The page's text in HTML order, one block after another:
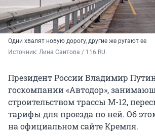
Одни хвалят новую дорогу, другие же ругают ее
Источник: Лина Саитова / 116.RU
Президент России Владимир
госкомпании «Автодор»,
строительством трассы М-12,
тарифы для проезда по ней. Об
на официальном сайте Кремля.